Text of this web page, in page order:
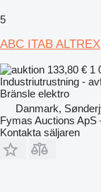
5
ABC ITAB ALTREX
133,80 € 1
Industriutrustning -
Bränsle elektro
Danmark,
Fymas Auctions
Kontakta säljaren